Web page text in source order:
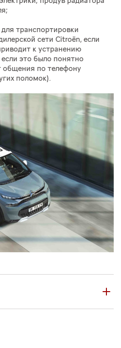
транспортировки
сети Citroёn, если
к устранению
это было понятно
общения по телефону
поломок).